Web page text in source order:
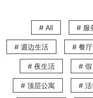
V Causeway bay2去虎
铜锣湾避风塘
铜锣湾避风塘是香港首个避风塘
「避风塘炒蟹」便是诞生于此。
今，铜锣湾避风塘已成为热门摄
想地点。大家可从铜锣湾世界贸
欣赏壮丽天际线。另外，亦可搭
登上渔船，品尝美味的海鲜盛宴。
# All # 服
# 週边生活 # 餐厅
# 夜生活 # 假
# 顶层公寓 # 活